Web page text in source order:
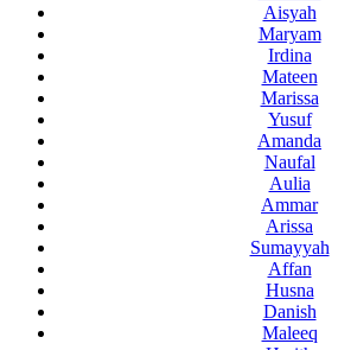
Aisyah
Maryam
Irdina
Mateen
Marissa
Yusuf
Amanda
Naufal
Aulia
Ammar
Arissa
Sumayyah
Affan
Husna
Danish
Maleeq